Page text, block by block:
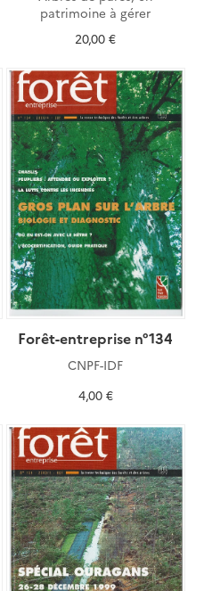
patrimoine à gérer
20,00 €
Forêt-entreprise n°134
CNPF-IDF
4,00 €